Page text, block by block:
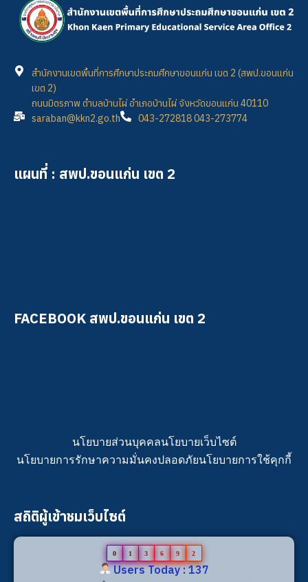
สำนักงานเขตพื้นที่การศึกษาประถมศึกษาขอนแก่น เขต 2 (สพป.ขอนแก่น
เขต 2)
ถนนมิตรภาพ ตำบลบ้านไผ่ อำเภอบ้านไผ่ จังหวัดขอนแก่น 40110
saraban@kkn2.go.th
043-272818 043-273774
แผนที่ : สพป.ขอนแก่น เขต 2
FACEBOOK สพป.ขอนแก่น เขต 2
นโยบายส่วนบุคคลนโยบายเว็บไซต์
นโยบายการรักษาความมั่นคงปลอดภัยนโยบายการใช้คุกกี้
สถิติผู้เข้าชมเว็บไซต์
0 1 3 6 9 2
Users Today : 137